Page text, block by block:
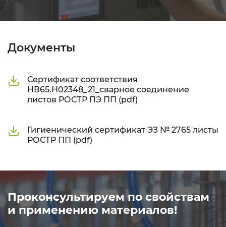
Документы
Сертификат соответствия
НВ65.Н02348_21_сварное соединение
листов РОСТР ПЭ ПП (pdf)
Гигиенический сертификат ЭЗ № 2765 листы
РОСТР ПП (pdf)
Проконсультируем по свойствам
и применению материалов!